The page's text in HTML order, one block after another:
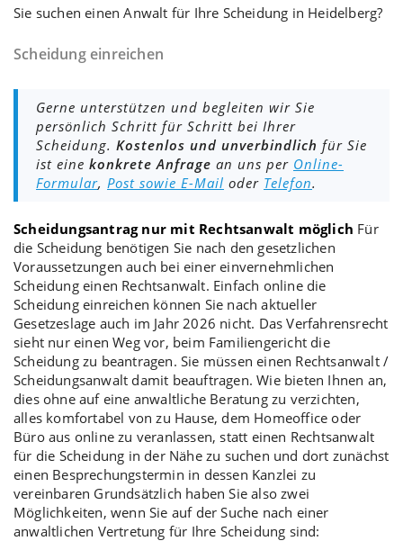
Sie suchen einen Anwalt für Ihre Scheidung in Heidelberg?
Scheidung einreichen
Gerne unterstützen und begleiten wir Sie
persönlich Schritt für Schritt bei Ihrer
Scheidung. Kostenlos und unverbindlich für Sie
ist eine konkrete Anfrage an uns per Online-
Formular, Post sowie E-Mail oder Telefon.
Scheidungsantrag nur mit Rechtsanwalt möglich Für
die Scheidung benötigen Sie nach den gesetzlichen
Voraussetzungen auch bei einereinvernehmlichen
Scheidungeinen Rechtsanwalt. Einfach online die
Scheidung einreichen können Sie nach aktueller
Gesetzeslage auch im Jahr 2026 nicht. Das Verfahrensrecht
sieht nur einen Weg vor, beim Familiengericht die
Scheidung zu beantragen. Sie müssen einen Rechtsanwalt /
Scheidungsanwalt damit beauftragen. Wie bieten Ihnen an,
dies ohne auf eine anwaltliche Beratungzu verzichten,
alles komfortabel von zu Hause, dem Homeoffice oder
Büro aus online zu veranlassen, statt einen Rechtsanwalt
für die Scheidung in der Nähe zu suchen und dort zunächst
einen Besprechungstermin in dessen Kanzlei zu
vereinbaren Grundsätzlich haben Sie also zwei
Möglichkeiten, wenn Sie auf der Suche nach einer
anwaltlichen Vertretung für Ihre Scheidung sind: